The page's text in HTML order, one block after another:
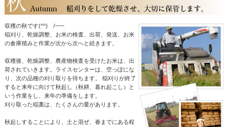
収穫の秋です(^^) /~~~
稲刈り、乾燥調整、お米の検査、出荷、発送、お米
の倉庫積みと作業が次から次へと続きます。
収穫後、乾燥調整、農産物検査を受けたお米は、出
荷されていきます。ライスセンターは、空っぽにな
り、次の品種の刈り取りを待ちます。 稲刈りが終了
すると来年に向けて秋起し（秋耕、暮れ起こし）と
いう作業をし、来年の準備をします。
刈り取った稲藁は、たくさんの量があります。
秋起しすることにより、土と混ぜ、春までにある程